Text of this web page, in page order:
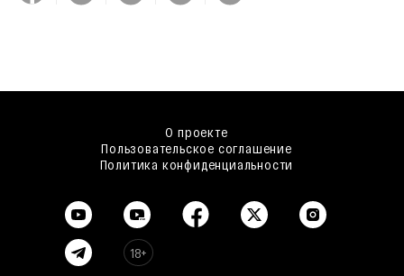
О проекте
Пользовательское соглашение
Политика конфиденциальности
18+